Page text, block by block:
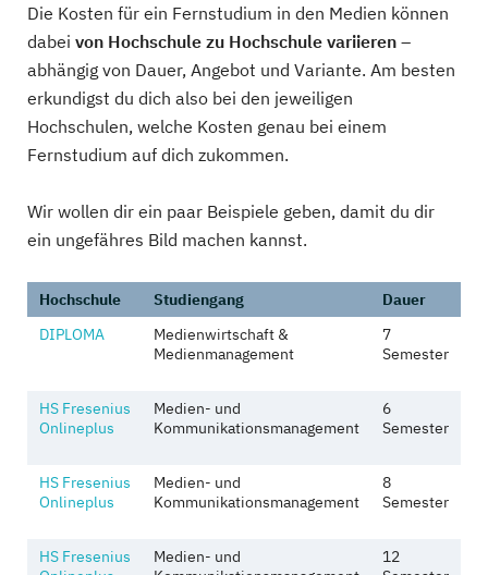
Die Kosten für ein Fernstudium in den Medien können
dabei von Hochschule zu Hochschule variieren –
abhängig von Dauer, Angebot und Variante. Am besten
erkundigst du dich also bei den jeweiligen
Hochschulen, welche Kosten genau bei einem
Fernstudium auf dich zukommen.
Wir wollen dir ein paar Beispiele geben, damit du dir
ein ungefähres Bild machen kannst.
Hochschule Studiengang Dauer
DIPLOMA
Medienwirtschaft &
Medienmanagement
7
Semester
HS Fresenius
Onlineplus
Medien- und
Kommunikationsmanagement
6
Semester
HS Fresenius
Onlineplus
Medien- und
Kommunikationsmanagement
8
Semester
HS Fresenius
Medien- und
12